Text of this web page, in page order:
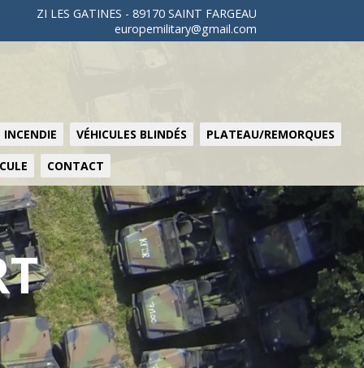
ZI LES GATINES - 89170 SAINT FARGEAU
europemilitary@gmail.com
INCENDIE VÉHICULES BLINDÉS PLATEAU/REMORQUES
CONTACT